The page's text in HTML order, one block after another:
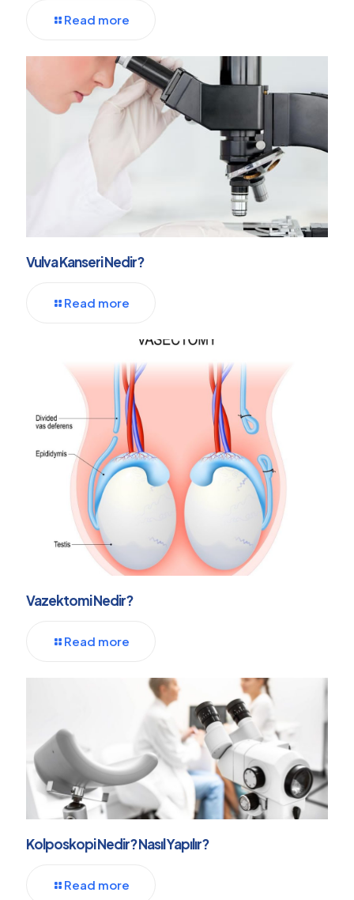
Read more
Vulva Kanseri Nedir?
Read more
Vazektomi Nedir?
Read more
Kolposkopi Nedir? Nasıl Yapılır?
Read more